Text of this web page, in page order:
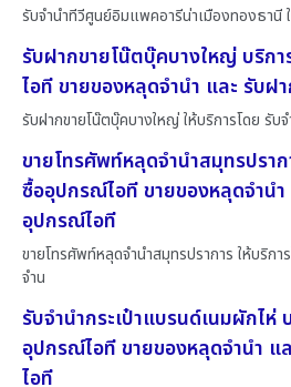
รับจำนำทีวีศูนย์อิมแพคอารีน่าเมืองทองธานี
รับฝากขายโน๊ตบุ๊คบางใหญ่ บริก
ไอที ขายของหลุดจำนำ และ รับฝ
รับฝากขายโน๊ตบุ๊คบางใหญ่ ให้บริการโดย รับ
ขายโทรศัพท์หลุดจำนำสมุทรปรา
ซื้ออุปกรณ์ไอที ขายของหลุดจำน
อุปกรณ์ไอที
ขายโทรศัพท์หลุดจำนำสมุทรปราการ ให้บริก
จำน
รับจำนำกระเป๋าแบรนด์เนมผักไห่
อุปกรณ์ไอที ขายของหลุดจำนำ
ไอที